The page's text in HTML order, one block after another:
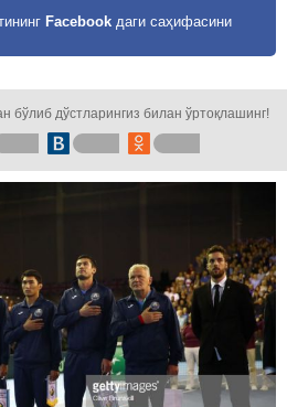
Facebook даги саҳифасини
бўлиб дўстларингиз билан ўртоқлашинг!